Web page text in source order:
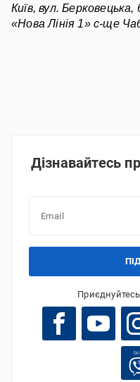
Київ, вул.
«Нова Лінія 1» с-ще
Дізнавайтесь